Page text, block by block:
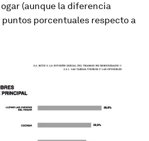
(aunque la diferencia
puntos porcentuales respecto a